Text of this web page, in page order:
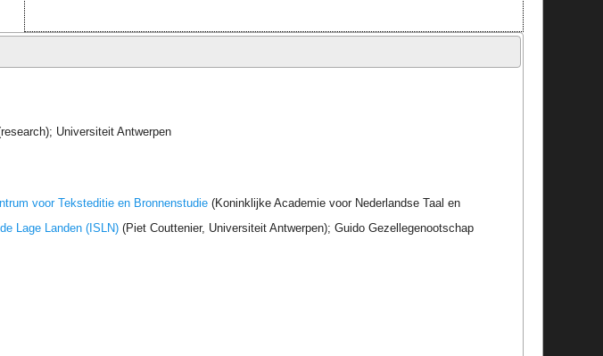
Universiteit Antwerpen
voor Teksteditie en Bronnenstudie (Koninklijke Academie voor Nederlandse Taal en
Lage Landen (ISLN) (Piet Couttenier, Universiteit Antwerpen); Guido Gezellegenootschap